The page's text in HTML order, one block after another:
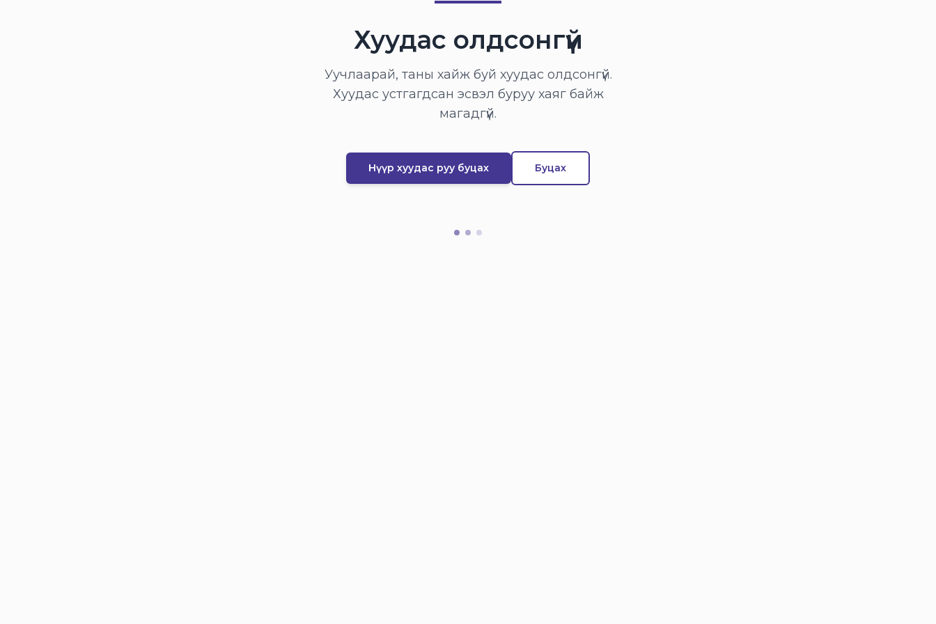
Хуудас олдсонгүй
Уучлаарай, таны хайж буй хуудас олдсонгүй.
Хуудас устгагдсан эсвэл буруу хаяг байж
магадгүй.
Нүүр хуудас руу буцах Буцах